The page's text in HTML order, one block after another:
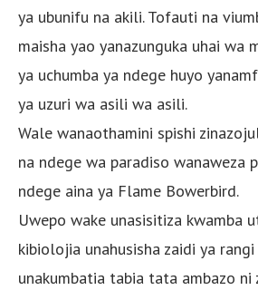
ya ubunifu na akili. Tofauti na
maisha yao yanazunguka uhai wa
ya uchumba ya ndege huyo
ya uzuri wa asili wa asili.
Wale wanaothamini spishi
na ndege wa paradiso wanaweza
ndege aina ya Flame Bowerbird.
Uwepo wake unasisitiza kwamba
kibiolojia unahusisha zaidi ya
unakumbatia tabia tata ambazo ni